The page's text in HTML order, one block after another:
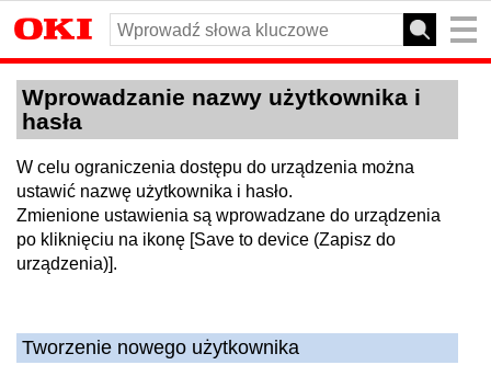
Wprowadzanie nazwy użytkownika i
hasła
W celu ograniczenia dostępu do urządzenia można
ustawić nazwę użytkownika i hasło.
Zmienione ustawienia są wprowadzane do urządzenia
po kliknięciu na ikonę [Save to device (Zapisz do
urządzenia)].
Tworzenie nowego użytkownika